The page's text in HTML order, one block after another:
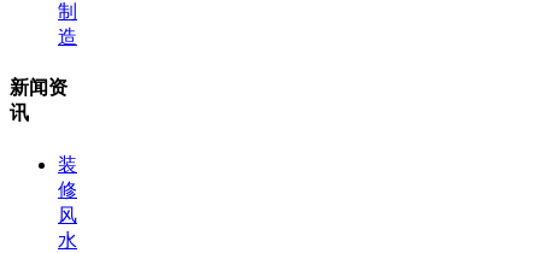
制
造
新闻资
讯
装
修
风
水